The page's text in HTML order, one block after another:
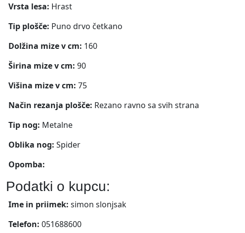
Vrsta lesa: Hrast
Tip plošče: Puno drvo četkano
Dolžina mize v cm: 160
Širina mize v cm: 90
Višina mize v cm: 75
Način rezanja plošče: Rezano ravno sa svih strana
Tip nog: Metalne
Oblika nog: Spider
Opomba:
Podatki o kupcu:
Ime in priimek: simon slonjsak
Telefon: 051688600